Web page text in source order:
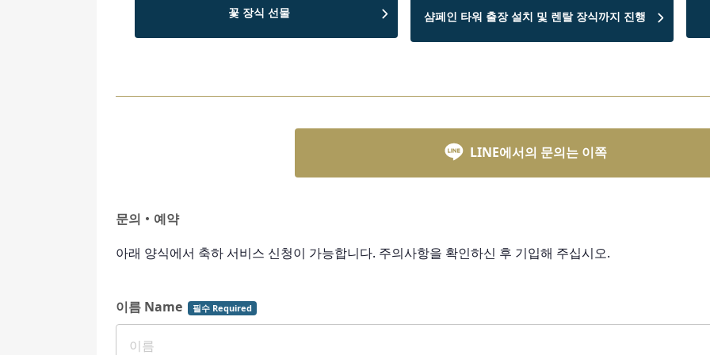
꽃 장식 선물 샴페인 타워 출장 설치 및 렌탈 장식까지 진행
LINE에서의 문의는 이쪽
문의・예약
아래 양식에서 축하 서비스 신청이 가능합니다. 주의사항을 확인하신 후 기입해 주십시오.
이름 Name 필수 Required